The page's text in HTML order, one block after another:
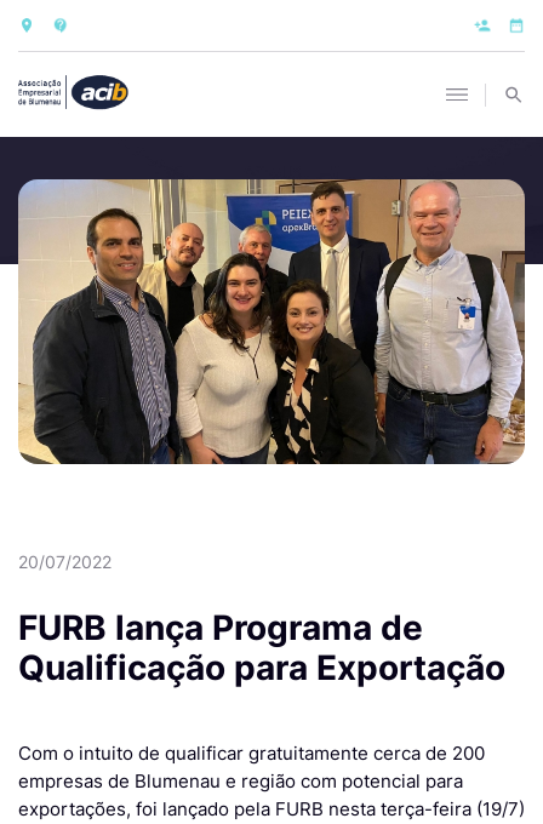
20/07/2022
FURB lança Programa de
Qualificação para Exportação
Com o intuito de qualificar gratuitamente cerca de 200
empresas de Blumenau e região com potencial para
exportações, foi lançado pela FURB nesta terça-feira (19/7)